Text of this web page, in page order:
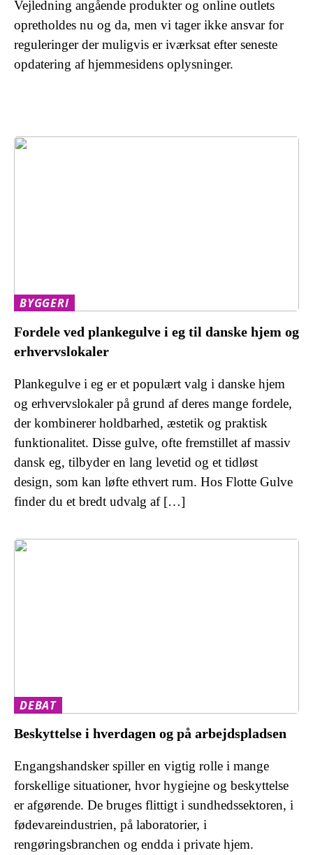
Vejledning angående produkter og online outlets
opretholdes nu og da, men vi tager ikke ansvar for
reguleringer der muligvis er iværksat efter seneste
opdatering af hjemmesidens oplysninger.
BYGGERI
Fordele ved plankegulve i eg til danske hjem og
erhvervslokaler
Plankegulve i eg er et populært valg i danske hjem
og erhvervslokaler på grund af deres mange fordele,
der kombinerer holdbarhed, æstetik og praktisk
funktionalitet. Disse gulve, ofte fremstillet af massiv
dansk eg, tilbyder en lang levetid og et tidløst
design, som kan løfte ethvert rum. Hos Flotte Gulve
finder du et bredt udvalg af […]
DEBAT
Beskyttelse i hverdagen og på arbejdspladsen
Engangshandsker spiller en vigtig rolle i mange
forskellige situationer, hvor hygiejne og beskyttelse
er afgørende. De bruges flittigt i sundhedssektoren, i
fødevareindustrien, på laboratorier, i
rengøringsbranchen og endda i private hjem.